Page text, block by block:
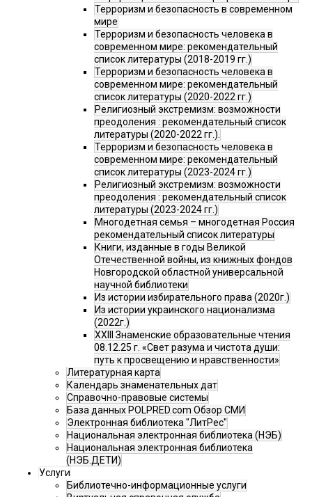
Терроризм и безопасность в современном
мире
Терроризм и безопасность человека в
современном мире: рекомендательный
список литературы (2018-2019 гг.)
Терроризм и безопасность человека в
современном мире: рекомендательный
список литературы (2020-2022 гг.)
Религиозный экстремизм: возможности
преодоления : рекомендательный список
литературы (2020-2022 гг.).
Терроризм и безопасность человека в
современном мире: рекомендательный
список литературы (2023-2024 гг.)
Религиозный экстремизм: возможности
преодоления : рекомендательный список
литературы (2023-2024 гг.)
Многодетная семья – многодетная Россия
рекомендательный список литературы
Книги, изданные в годы Великой
Отечественной войны, из книжных фондов
Новгородской областной универсальной
научной библиотеки
Из истории избирательного права (2020г.)
Из истории украинского национализма
(2022г.)
XXIII Знаменские образовательные чтения
08.12.25 г. «Свет разума и чистота души:
путь к просвещению и нравственности»
Литературная карта
Календарь знаменательных дат
Справочно-правовые системы
База данных POLPRED.com Обзор СМИ
Электронная библиотека "ЛитРес"
Национальная электронная библиотека (НЭБ)
Национальная электронная библиотека
(НЭБ.ДЕТИ)
Услуги
Библиотечно-информационные услуги